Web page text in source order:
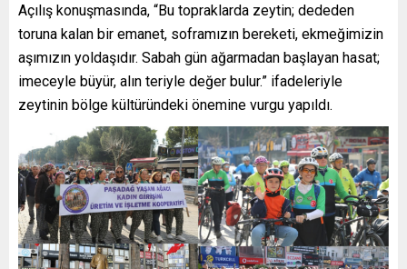
Açılış konuşmasında, “Bu topraklarda zeytin; dededen
toruna kalan bir emanet, soframızın bereketi, ekmeğimizin
aşımızın yoldaşıdır. Sabah gün ağarmadan başlayan hasat;
imeceyle büyür, alın teriyle değer bulur.” ifadeleriyle
zeytinin bölge kültüründeki önemine vurgu yapıldı.